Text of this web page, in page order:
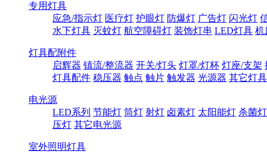
专用灯具
应急/指示灯 医疗灯 护眼灯 防爆灯 广告灯 闪光灯
水下灯具 灭蚊灯 航空障碍灯 装饰灯串 LED灯具 机
灯具配附件
启辉器 镇流/整流器 开关/灯头 灯罩/灯杯 灯座/支架
灯具配件 稳压器 触点 触片 触发器 光源器 其它灯
电光源
LED系列 节能灯 筒灯 射灯 卤素灯 太阳能灯 杀菌灯
压灯 其它电光源
室外照明灯具